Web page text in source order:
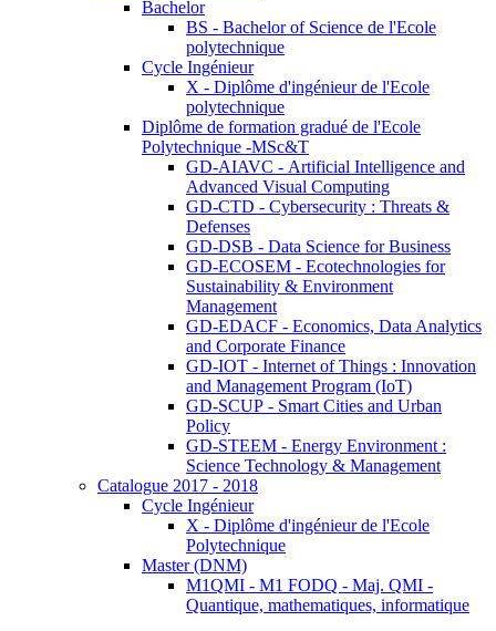
Bachelor
BS - Bachelor of Science de l'Ecole
polytechnique
Cycle Ingénieur
X - Diplôme d'ingénieur de l'Ecole
polytechnique
Diplôme de formation gradué de l'Ecole
Polytechnique -MSc&T
GD-AIAVC - Artificial Intelligence and
Advanced Visual Computing
GD-CTD - Cybersecurity : Threats &
Defenses
GD-DSB - Data Science for Business
GD-ECOSEM - Ecotechnologies for
Sustainability & Environment
Management
GD-EDACF - Economics, Data Analytics
and Corporate Finance
GD-IOT - Internet of Things : Innovation
and Management Program (IoT)
GD-SCUP - Smart Cities and Urban
Policy
GD-STEEM - Energy Environment :
Science Technology & Management
Catalogue 2017 - 2018
Cycle Ingénieur
X - Diplôme d'ingénieur de l'Ecole
Polytechnique
Master (DNM)
M1QMI - M1 FODQ - Maj. QMI -
Quantique, mathematiques, informatique